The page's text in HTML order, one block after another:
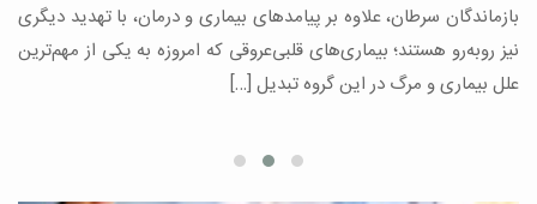
بازماندگان سرطان، علاوه بر پیامدهای بیماری و درمان، با تهدید دیگری
نیز روبه‌رو هستند؛ بیماری‌های قلبی‌عروقی که امروزه به یکی از مهم‌ترین
علل بیماری و مرگ در این گروه تبدیل […]